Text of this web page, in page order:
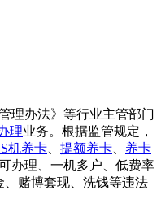
理办法》等行业主管部门
理业务。根据监管规定，
机养卡 提额养卡
养卡
办理、一机多户、低费率
、赌博套现、洗钱等违法